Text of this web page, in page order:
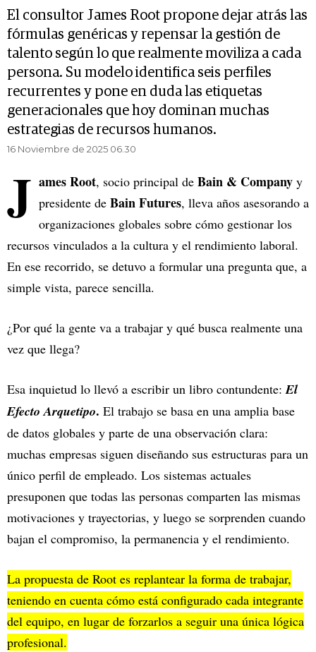
El consultor James Root propone dejar atrás las
fórmulas genéricas y repensar la gestión de
talento según lo que realmente moviliza a cada
persona. Su modelo identifica seis perfiles
recurrentes y pone en duda las etiquetas
generacionales que hoy dominan muchas
estrategias de recursos humanos.
16 Noviembre de 2025 06.30
J ames Root, socio principal de Bain & Company y
presidente de Bain Futures, lleva años asesorando a
organizaciones globales sobre cómo gestionar los
recursos vinculados a la cultura y el rendimiento laboral.
En ese recorrido, se detuvo a formular una pregunta que, a
simple vista, parece sencilla.
¿Por qué la gente va a trabajar y qué busca realmente una
vez que llega?
Esa inquietud lo llevó a escribir un libro contundente:El
Efecto Arquetipo. El trabajo se basa en una amplia base
de datos globales y parte de una observación clara:
muchas empresas siguen diseñando sus estructuras para un
único perfil de empleado. Los sistemas actuales
presuponen que todas las personas comparten las mismas
motivaciones y trayectorias, y luego se sorprenden cuando
bajan el compromiso, la permanencia y el rendimiento.
La propuesta de Root es replantear la forma de trabajar,
teniendo en cuenta cómo está configurado cada integrante
del equipo, en lugar de forzarlos a seguir una única lógica
profesional.